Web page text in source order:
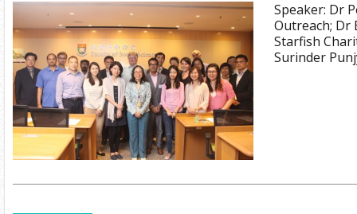
Speaker: Dr
Outreach; Dr
Starfish
Surinder